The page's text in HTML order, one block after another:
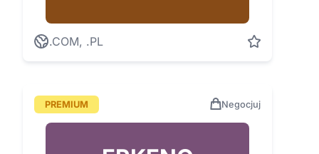
.COM, .PL
PREMIUM Negocjuj